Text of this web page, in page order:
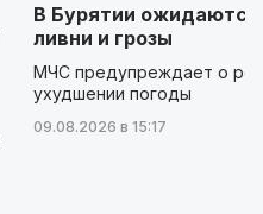
В Бурятии ожидаются
ливни и грозы
МЧС предупреждает о
ухудшении погоды
09.08.2026 в 15:17